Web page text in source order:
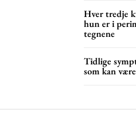
Hver tredje
hun er i
tegnene
Tidlige
som kan